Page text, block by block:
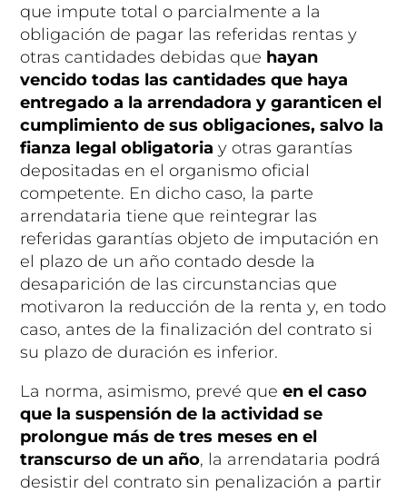
que impute total o parcialmente a la
obligación de pagar las referidas rentas y
otras cantidades debidas que hayan
vencido todas las cantidades que haya
entregado a la arrendadora y garanticen el
cumplimiento de sus obligaciones, salvo la
fianza legal obligatoria y otras garantías
depositadas en el organismo oficial
competente. En dicho caso, la parte
arrendataria tiene que reintegrar las
referidas garantías objeto de imputación en
el plazo de un año contado desde la
desaparición de las circunstancias que
motivaron la reducción de la renta y, en todo
caso, antes de la finalización del contrato si
su plazo de duración es inferior.
La norma, asimismo, prevé queen el caso
que la suspensión de la actividad se
prolongue más de tres meses en el
transcurso de un año, la arrendataria podrá
desistir del contrato sin penalización a partir